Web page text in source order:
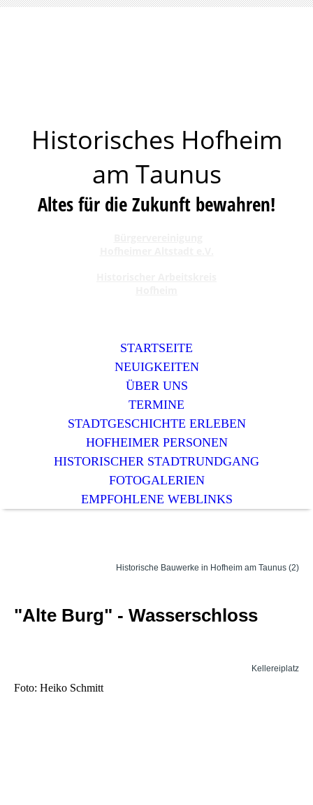
Historisches Hofheim
am Taunus
Altes für die Zukunft bewahren!
STARTSEITE
NEUIGKEITEN
ÜBER UNS
TERMINE
STADTGESCHICHTE ERLEBEN
HOFHEIMER PERSONEN
HISTORISCHER STADTRUNDGANG
FOTOGALERIEN
EMPFOHLENE WEBLINKS
Historische Bauwerke in Hofheim am Taunus (2)
"Alte Burg" - Wasserschloss
Kellereiplatz
Foto: Heiko Schmitt